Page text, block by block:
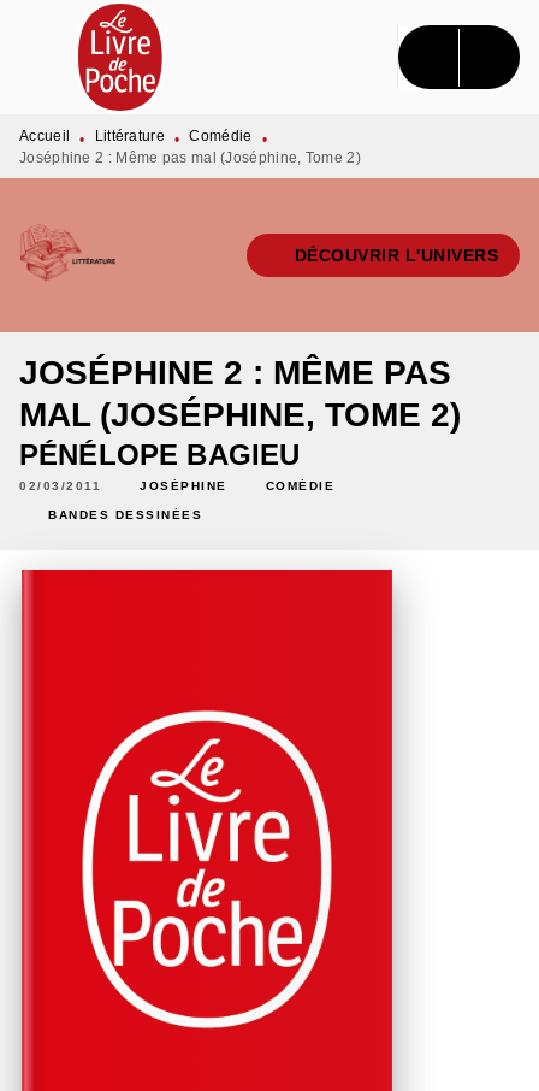
MENU RECHERCHE CONTENU
PIED DE PAGE
Accueil • Littérature • Comédie
•
Joséphine 2 : Même pas mal (Joséphine, Tome 2)
DÉCOUVRIR L'UNIVERS
JOSÉPHINE 2 : MÊME PAS
MAL (JOSÉPHINE, TOME 2)
PÉNÉLOPE BAGIEU
02/03/2011 JOSÉPHINE COMÉDIE
BANDES DESSINÉES